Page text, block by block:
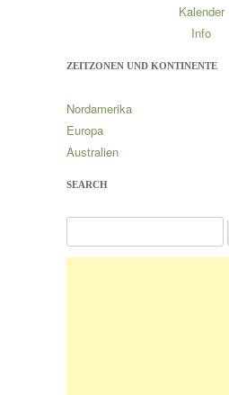
Kalender
Info
ZEITZONEN UND KONTINENTE
Nordamerika
Europa
Australien
SEARCH
u